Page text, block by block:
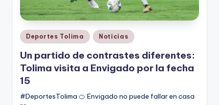
Publicado
en
Deportes Tolima Noticias
Un partido de contrastes diferentes:
Tolima visita a Envigado por la fecha
15
#DeportesTolima 🍊 Envigado no puede fallar en casa